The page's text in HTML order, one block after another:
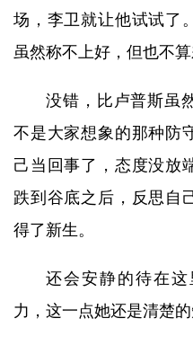
场，李卫就让他试试了
虽然称不上好，但也不算
没错，比卢普斯虽
不是大家想象的那种防
己当回事了，态度没放
跌到谷底之后，反思自
得了新生。
还会安静的待在
力，这一点她还是清楚的